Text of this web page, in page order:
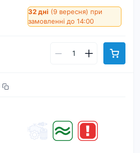
32 дні (9 вересня) при
замовленні до 14:00